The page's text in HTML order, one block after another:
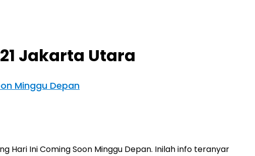
Jakarta Utara
Minggu Depan
Hari Ini Coming Soon Minggu Depan. Inilah info teranyar